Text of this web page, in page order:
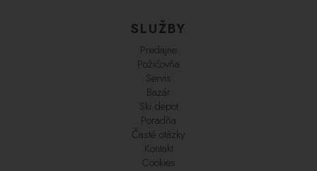
SLUŽBY
Predajne
Požičovňa
Servis
Bazár
Ski depot
Poradňa
Časté otázky
Kontakt
Cookies